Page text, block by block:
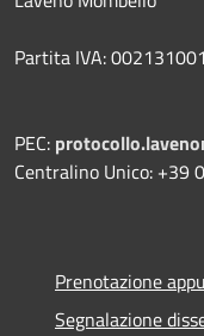
Partita IVA:
PEC:
Centralino Unico: +39
Prenotazione
Segnalazione